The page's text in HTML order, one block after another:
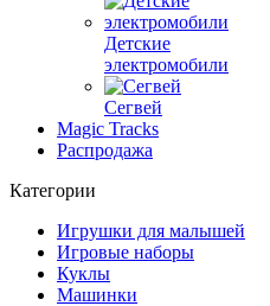
Детские
электромобили
Сегвей
Magic Tracks
Распродажа
Категории
Игрушки для малышей
Игровые наборы
Куклы
Машинки